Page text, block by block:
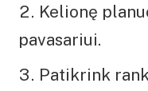
Kelionę
pavasariui.
Patikrink